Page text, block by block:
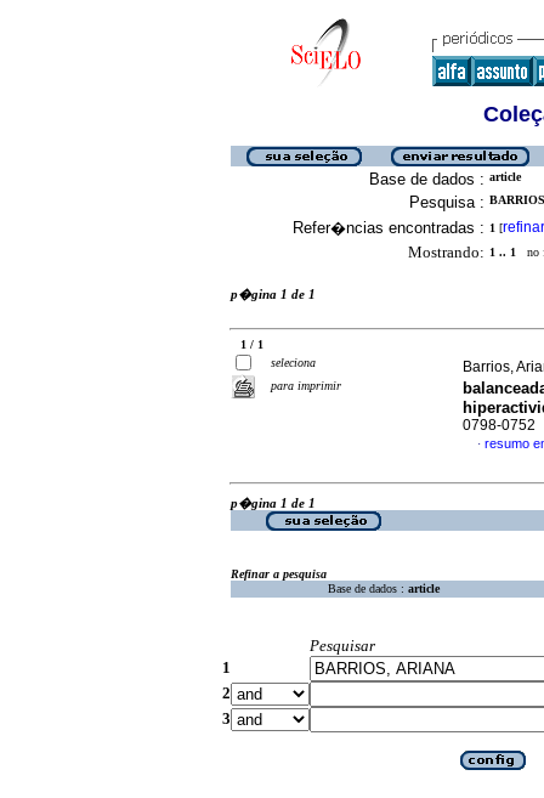
Base de dados : article
Pesquisa :
Refer�ncias encontradas : 1 [refinar
Mostrando: 1 .. 1 no
p�gina 1 de 1
1 / 1
seleciona
para imprimir
Barrios,
0798-0752
· resumo
p�gina 1 de 1
Refinar a pesquisa
Base de dados : article
Pesquisar
1
2
3